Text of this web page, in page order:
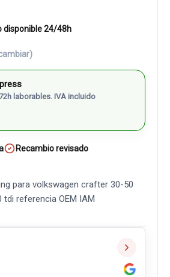
disponible 24/48h
laborables. IVA incluido
Recambio revisado
para volkswagen crafter 30-50
referencia OEM IAM